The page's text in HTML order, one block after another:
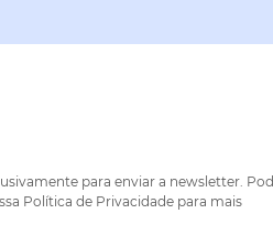
para enviar a newsletter.
Política de Privacidade para mais